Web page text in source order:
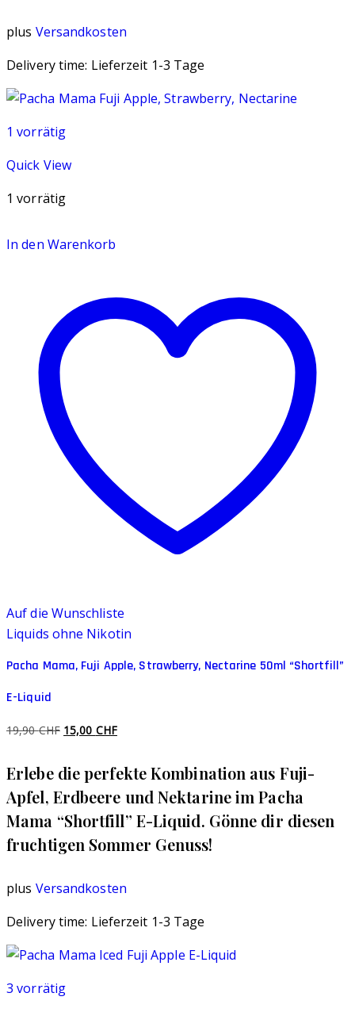
plus Versandkosten
Delivery time: Lieferzeit 1-3 Tage
1 vorrätig
Quick View
1 vorrätig
In den Warenkorb
Auf die Wunschliste
Liquids ohne Nikotin
Pacha Mama, Fuji Apple, Strawberry, Nectarine 50ml “Shortfill”
E-Liquid
19,90CHF Ursprünglicher
war:
19,90 CHF
15,00 CHFAktueller
ist:
15,00 CHF.
Erlebe die perfekte Kombination aus Fuji-
Apfel, Erdbeere und Nektarine im Pacha
Mama “Shortfill” E-Liquid. Gönne dir diesen
fruchtigen Sommer Genuss!
plus Versandkosten
Delivery time: Lieferzeit 1-3 Tage
3 vorrätig